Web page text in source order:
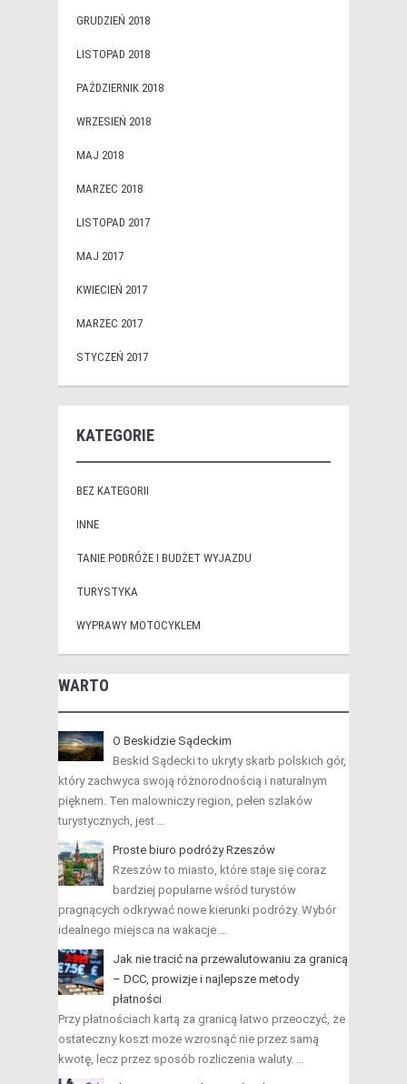
GRUDZIEŃ 2018
LISTOPAD 2018
PAŹDZIERNIK 2018
WRZESIEŃ 2018
MAJ 2018
MARZEC 2018
LISTOPAD 2017
MAJ 2017
KWIECIEŃ 2017
MARZEC 2017
STYCZEŃ 2017
KATEGORIE
BEZ KATEGORII
INNE
TANIE PODRÓŻE I BUDŻET WYJAZDU
TURYSTYKA
WYPRAWY MOTOCYKLEM
WARTO
O Beskidzie Sądeckim
Beskid Sądecki to ukryty skarb polskich gór,
który zachwyca swoją różnorodnością i naturalnym
pięknem. Ten malowniczy region, pełen szlaków
turystycznych, jest …
Proste biuro podróży Rzeszów
Rzeszów to miasto, które staje się coraz
bardziej popularne wśród turystów
pragnących odkrywać nowe kierunki podróży. Wybór
idealnego miejsca na wakacje …
Jak nie tracić na przewalutowaniu za granicą
– DCC, prowizje i najlepsze metody
płatności
Przy płatnościach kartą za granicą łatwo przeoczyć, że
ostateczny koszt może wzrosnąć nie przez samą
kwotę, lecz przez sposób rozliczenia waluty. …